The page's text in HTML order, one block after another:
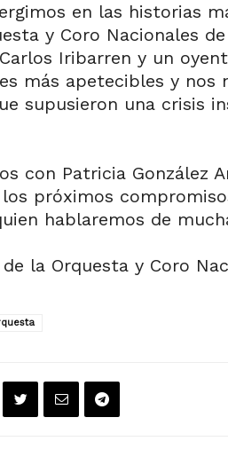
en las historias
y Coro Nacionales
Iribarren y un
más apetecibles y nos
supusieron una crisis
con Patricia González
próximos
hablaremos de
la Orquesta y Coro